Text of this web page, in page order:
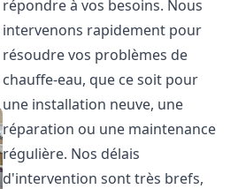
répondre à vos besoins. Nous
intervenons rapidement pour
résoudre vos problèmes de
chauffe-eau, que ce soit pour
une installation neuve, une
réparation ou une maintenance
régulière. Nos délais
d'intervention sont très brefs,